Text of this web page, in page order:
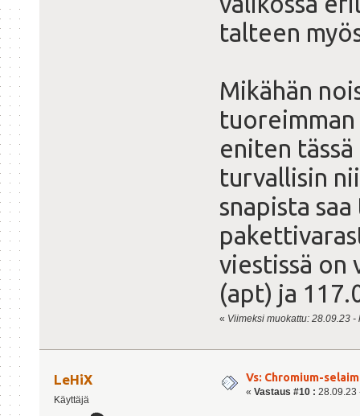
talteen
Mikähän
eniten
turvallisin
snapista
viestissä on
(apt) ja
« Viimeksi muokattu: 28.09.23
LeHiX
Käyttäjä
Vs: Chromium-
« Vastaus #10 : 28.09.23